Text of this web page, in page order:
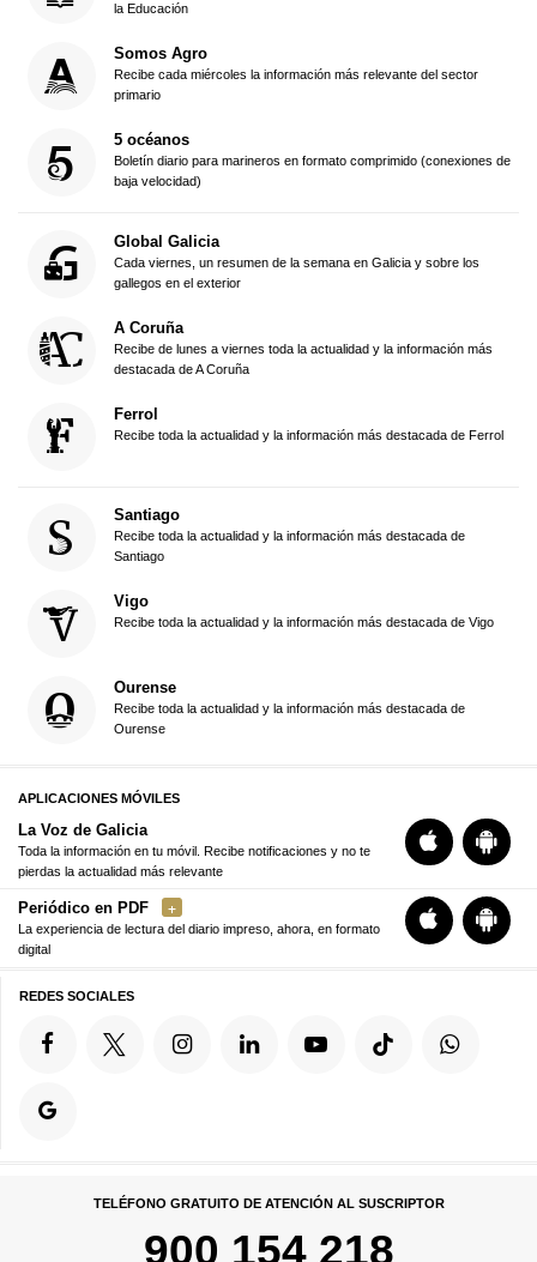
la Educación
Somos Agro
Recibe cada miércoles la información más relevante del sector
primario
5 océanos
Boletín diario para marineros en formato comprimido (conexiones de
baja velocidad)
Global Galicia
Cada viernes, un resumen de la semana en Galicia y sobre los
gallegos en el exterior
A Coruña
Recibe de lunes a viernes toda la actualidad y la información más
destacada de A Coruña
Ferrol
Recibe toda la actualidad y la información más destacada de Ferrol
Santiago
Recibe toda la actualidad y la información más destacada de
Santiago
Vigo
Recibe toda la actualidad y la información más destacada de Vigo
Ourense
Recibe toda la actualidad y la información más destacada de
Ourense
APLICACIONES MÓVILES
La Voz de Galicia
Toda la información en tu móvil. Recibe notificaciones y no te
pierdas la actualidad más relevante
Periódico en PDF
La experiencia de lectura del diario impreso, ahora, en formato
digital
REDES SOCIALES
TELÉFONO GRATUITO DE ATENCIÓN AL SUSCRIPTOR
900 154 218